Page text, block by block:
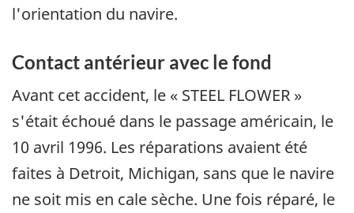
l'orientation du navire.
Contact antérieur avec le fond
Avant cet accident, le « STEEL FLOWER »
s'était échoué dans le passage américain, le
10 avril 1996. Les réparations avaient été
faites à Detroit, Michigan, sans que le navire
ne soit mis en cale sèche. Une fois réparé, le